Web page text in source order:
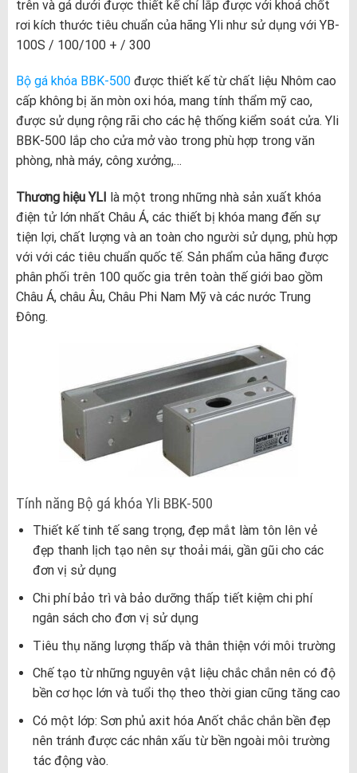
trên và gá dưới được thiết kế chỉ lắp được với khoá chốt
rơi kích thước tiêu chuẩn của hãng Yli như sử dụng với YB-
100S / 100/100 + / 300
Bộ gá khóa BBK-500được thiết kế từ chất liệu Nhôm cao
cấp không bị ăn mòn oxi hóa, mang tính thẩm mỹ cao,
được sử dụng rộng rãi cho các hệ thống kiểm soát cửa. Yli
BBK-500 lắp cho cửa mở vào trong phù hợp trong văn
phòng, nhà máy, công xưởng,…
Thương hiệu YLI
là một trong những nhà sản xuất khóa
điện tử lớn nhất Châu Á, các thiết bị khóa mang đến sự
tiện lợi, chất lượng và an toàn cho người sử dụng, phù hợp
với với các tiêu chuẩn quốc tế. Sản phẩm của hãng được
phân phối trên 100 quốc gia trên toàn thế giới bao gồm
Châu Á, châu Âu, Châu Phi Nam Mỹ và các nước Trung
Đông.
Tính năng Bộ gá khóa Yli BBK-500
Thiết kế tinh tế sang trọng, đẹp mắt làm tôn lên vẻ
đẹp thanh lịch tạo nên sự thoải mái, gần gũi cho các
đơn vị sử dụng
Chi phí bảo trì và bảo dưỡng thấp tiết kiệm chi phí
ngân sách cho đơn vị sử dụng
Tiêu thụ năng lượng thấp và thân thiện với môi trường
Chế tạo từ những nguyên vật liệu chắc chắn nên có độ
bền cơ học lớn và tuổi thọ theo thời gian cũng tăng cao
Có một lớp: Sơn phủ axit hóa Anốt chắc chắn bền đẹp
nên tránh được các nhân xấu từ bền ngoài môi trường
tác động vào.